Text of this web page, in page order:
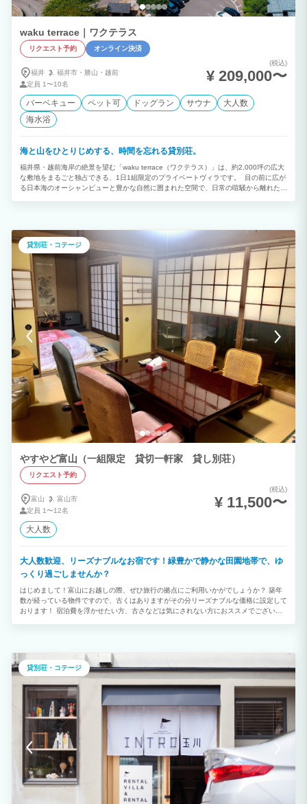
waku terrace｜ワクテラス
リクエスト予約 オンライン決済
福井 福井市・ 勝山・ 越前
定員 1〜10名
(税込)
¥ 209,000〜
バーベキュー ペット可 ドッグラン サウナ
大人数
海水浴
海と山をひとりじめする、時間を忘れる貸別荘。
福井県・越前海岸の絶景を望む「waku terrace（ワクテラス）」は、約2,000坪の広大
な敷地をまるごと独占できる、1日1組限定のプライベートヴィラです。 目の前に広が
る日本海のオーシャンビューと豊かな自然に囲まれた空間で、日常の喧騒から離れた特
めながらセルフロウリュを楽しめる本格プライベートサウナや、愛犬と気兼ねなく走り
回れる広大な天然芝のドッグラン、潮風を感じながら楽しむ屋外BBQデッキなど、非
日常を満喫できる設備が充実しているのが最大の魅力です。 ご家族やご友人とのグル
ープ旅行はもちろん、企業様のワーケーションや合宿、愛犬との特別なリトリート体
験、ウエディングなど、お客様のスタイルに合わせて自由にご利用いただける極上のプ
ライベート空間となっております。
貸別荘・コテージ
やすやど富山（一組限定 貸切一軒家 貸し別荘）
リクエスト予約
富山
富山市
定員 1〜12名
(税込)
¥ 11,500〜
大人数
大人数歓迎、リーズナブルなお宿です！緑豊かで静かな田園地帯で、ゆ
っくり過ごしませんか？
はじめまして！富山にお越しの際、ぜひ旅行の拠点にご利用いかがでしょうか？ 築年
数が経っている物件ですので、古くはありますがその分リーズナブルな価格に設定して
おります！ 宿泊費を浮かせたい方、古さなどは気にされない方におススメでございま
貸別荘・コテージ